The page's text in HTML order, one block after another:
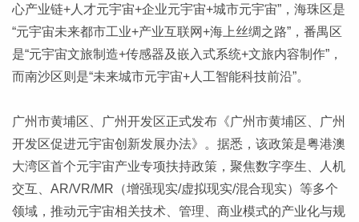
心产业链+人才元宇宙+企业元宇宙+城市元宇宙”，海珠区是
“元宇宙未来都市工业+产业互联网+海上丝绸之路”，番禺区
是“元宇宙文旅制造+传感器及嵌入式系统+文旅内容制作”，
而南沙区则是“未来城市元宇宙+人工智能科技前沿”。
广州市黄埔区、广州开发区正式发布《广州市黄埔区、广州
开发区促进元宇宙创新发展办法》。据悉，该政策是粤港澳
大湾区首个元宇宙产业专项扶持政策，聚焦数字孪生、人机
交互、AR/VR/MR（增强现实/虚拟现实/混合现实）等多个
领域，推动元宇宙相关技术、管理、商业模式的产业化与规